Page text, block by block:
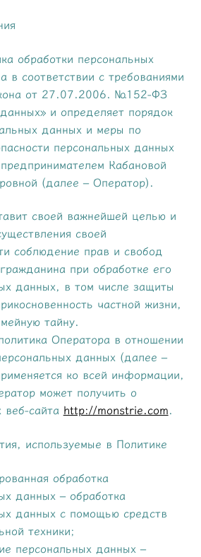
обработки персональных
в соответствии с требованиями
от 27.07.2006. №152-ФЗ
и определяет порядок
данных и меры по
персональных данных
Кабановой
(далее – Оператор).
своей важнейшей целью и
своей
соблюдение прав и свобод
при обработке его
данных, в том числе защиты
частной жизни,
тайну.
Оператора в отношении
данных (далее –
ко всей информации,
может получить о
веб-сайта http://monstrie.com.
используемые в Политике
обработка
данных – обработка
данных с помощью средств
техники;
персональных данных –